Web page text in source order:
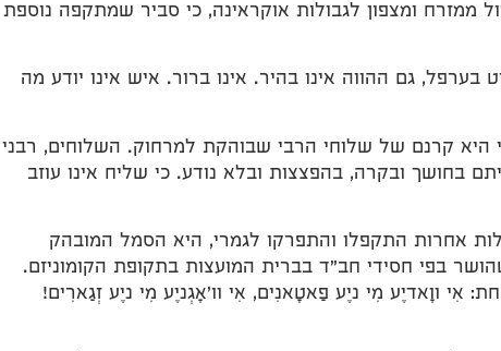
ממזרח ומצפון לגבולות אוקראינה, כי סביר שמתקפה נוספת
בערפל, גם ההווה אינו בהיר. אינו ברור. איש אינו יודע מה
קרנם של שלוחי הרבי שבוהקת למרחוק. השלוחים, רבני
בחושך ובקרה, בהפצצות ובלא נודע. כי שליח אינו עוזב
אחרות התקפלו והתפרקו לגמרי, היא הסמל המובהק
בפי חסידי חב"ד בברית המועצות בתקופת הקומוניזם.
אִי ווָאדיֶע מִי ניֶע פַּאטָאנִים, אִי וו'אָגְניֶע מִי ניֶע זְגַארִים!